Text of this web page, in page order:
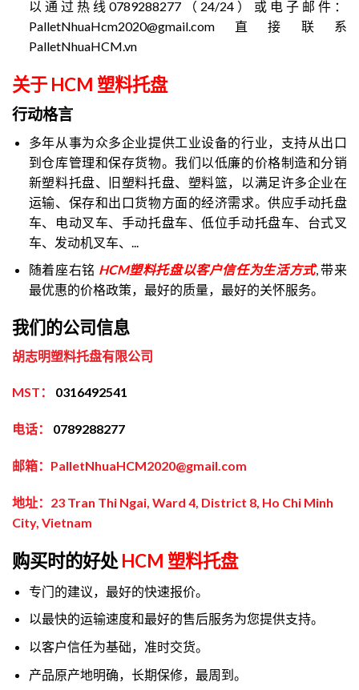
以通过热线0789288277（24/24）或电子邮件：
PalletNhuaHcm2020@gmail.com直接联系
PalletNhuaHCM.vn
关于 HCM 塑料托盘
行动格言
多年从事为众多企业提供工业设备的行业，支持从出口
到仓库管理和保存货物。我们以低廉的价格制造和分销
新塑料托盘、旧塑料托盘、塑料篮，以满足许多企业在
运输、保存和出口货物方面的经济需求。供应手动托盘
车、电动叉车、手动托盘车、低位手动托盘车、台式叉
车、发动机叉车、...
随着座右铭 HCM塑料托盘以客户信任为生活方式,带来
最优惠的价格政策，最好的质量，最好的关怀服务。
我们的公司信息
胡志明塑料托盘有限公司
MST： 0316492541
电话： 0789288277
邮箱：PalletNhuaHCM2020@gmail.com
地址：23 Tran Thi Ngai, Ward 4, District 8, Ho Chi Minh
City, Vietnam
购买时的好处 HCM 塑料托盘
专门的建议，最好的快速报价。
以最快的运输速度和最好的售后服务为您提供支持。
以客户信任为基础，准时交货。
产品原产地明确，长期保修，最周到。